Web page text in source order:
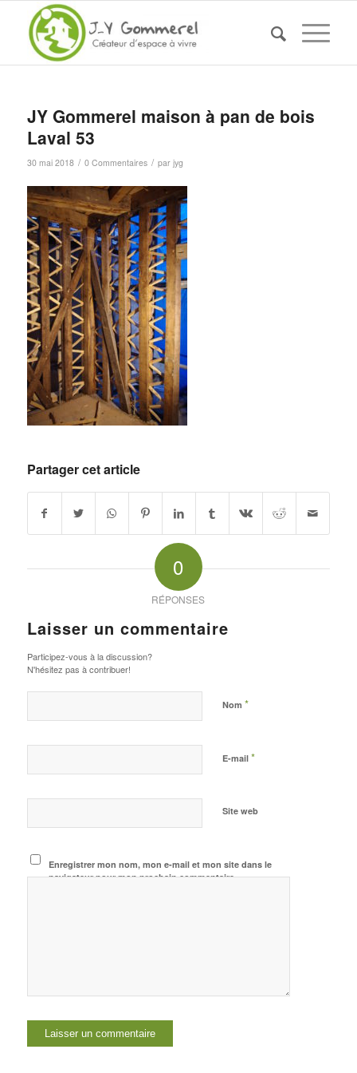
JY Gommerel maison à pan de bois
Laval 53
30 mai 2018 / 0 Commentaires / par jyg
Partager cet article
0
RÉPONSES
Laisser un commentaire
Participez-vous à la discussion?
N'hésitez pas à contribuer!
Nom *
E-mail *
Site web
Enregistrer mon nom, mon e-mail et mon site dans le
navigateur pour mon prochain commentaire.